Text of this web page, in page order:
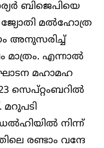
ബിജെപിയെ
ജ്യോതി മൽഹോത്ര
അനുസരിച്ച്
മാത്രം. എന്നാൽ
മഹാമഹ
സെപ്റ്റംബറിൽ
മറുപടി
നിന്ന്
രണ്ടാം വന്ദേ